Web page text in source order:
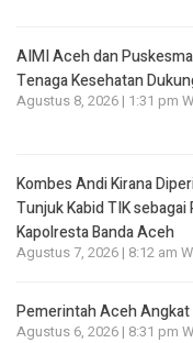
AIMI Aceh dan
Tenaga Kesehatan
Agustus 8, 2026 | 1:31 pm
Kombes Andi Kirana
Tunjuk Kabid TIK sebagai
Kapolresta Banda Aceh
Agustus 7, 2026 | 8:12 am
Pemerintah Aceh Angkat
Agustus 6, 2026 | 8:31 pm